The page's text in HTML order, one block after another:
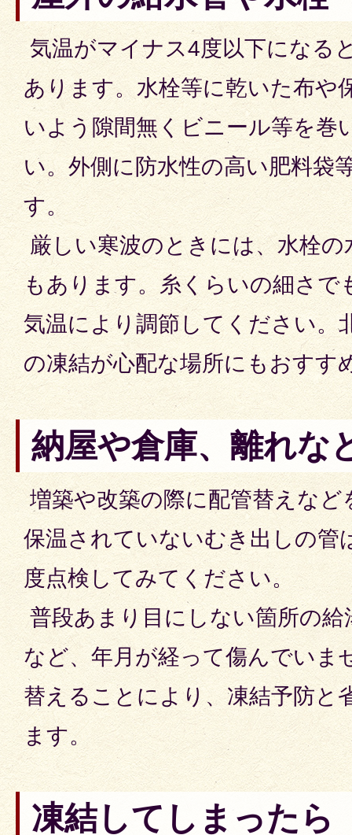
気温がマイナス4度以下になる
あります。水栓等に乾いた布や
いよう隙間無くビニール等を巻
い。外側に防水性の高い肥料袋
す。
厳しい寒波のときには、水栓
もあります。糸くらいの細さで
気温により調節してください。
の凍結が心配な場所にもおすす
納屋や倉庫、離れな
増築や改築の際に配管替えなど
保温されていないむき出しの管
度点検してみてください。
普段あまり目にしない箇所の給
など、年月が経って傷んでいま
替えることにより、凍結予防と
ます。
凍結してしまったら